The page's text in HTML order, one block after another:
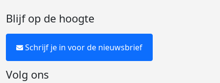
Blijf op de hoogte
Schrijf je in voor de nieuwsbrief
Volg ons